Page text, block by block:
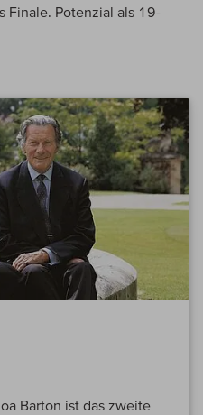
Finale. Potenzial als 19-
Barton ist das zweite